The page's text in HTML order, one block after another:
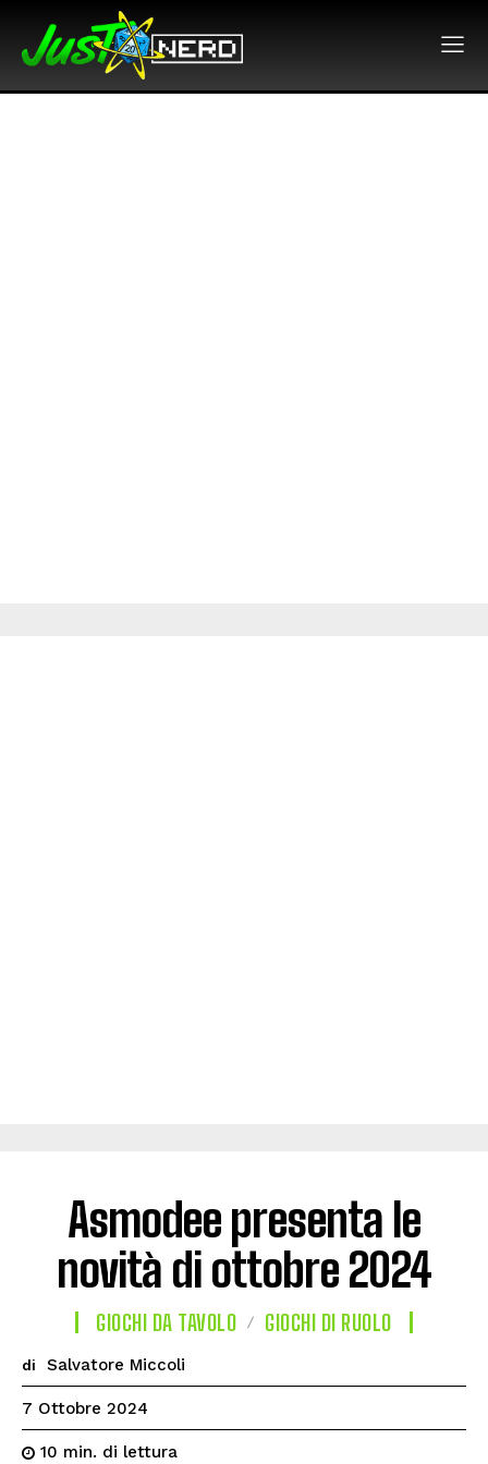
Asmodee presenta le
novità di ottobre 2024
GIOCHI DA TAVOLO GIOCHI DI RUOLO
di Salvatore Miccoli
7 Ottobre 2024
10 min. di lettura